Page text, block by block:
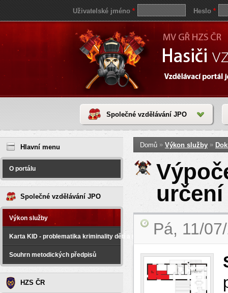
Uživatelské jméno* Heslo*
Společné vzdělávání JPO
Hlavní menu
O portálu
Společné vzdělávání JPO
Výkon služby
Karta KID - problematika kriminality dětí a spáchané na dětech
Souhrn metodických předpisů
HZS ČR
Jste zde
Domů » Výkon služby »
určení
Pá, 11/
save
reddit
video
coloring
pages
love
horoscope
today